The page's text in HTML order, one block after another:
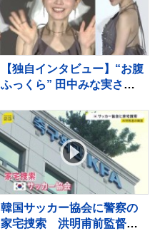
【独自インタビュー】“お腹
ふっくら” 田中みな実さ
“プライベートな時間” は？
韓国サッカー協会に警察の
家宅捜索 洪明甫前監督の